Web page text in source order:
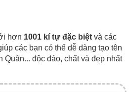
hơn 1001 kí tự đặc biệt và các
các bạn có thể dễ dàng tạo tên
Quân... độc đáo, chất và đẹp nhất